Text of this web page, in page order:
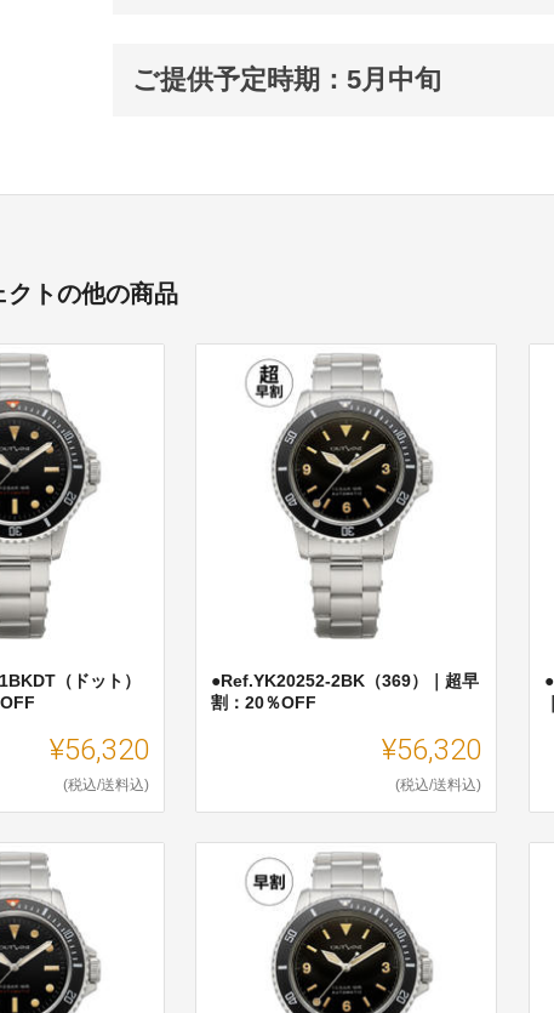
ご提供予定時期：5月中旬
クトの他の商品
（ドット）
¥56,320
(税込/送料込)
●Ref.YK20252-2BK（369）｜超早
割：20％OFF
¥56,320
(税込/送料込)